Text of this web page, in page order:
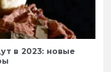
в 2023: новые